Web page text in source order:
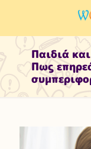
Παιδιά
Πως